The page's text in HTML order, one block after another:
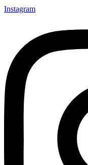
Instagram